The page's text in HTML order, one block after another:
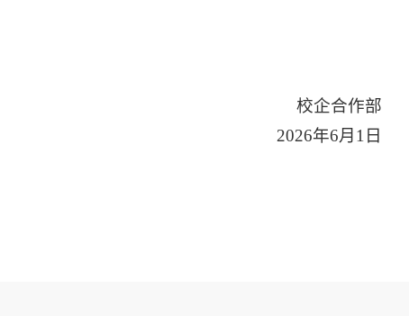
校企合作部
2026年6月1日